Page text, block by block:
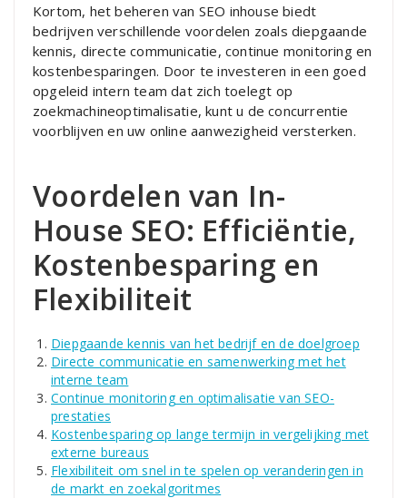
Kortom, het beheren van SEO inhouse biedt
bedrijven verschillende voordelen zoals diepgaande
kennis, directe communicatie, continue monitoring en
kostenbesparingen. Door te investeren in een goed
opgeleid intern team dat zich toelegt op
zoekmachineoptimalisatie, kunt u de concurrentie
voorblijven en uw online aanwezigheid versterken.
Voordelen van In-
House SEO: Efficiëntie,
Kostenbesparing en
Flexibiliteit
Diepgaande kennis van het bedrijf en de doelgroep
Directe communicatie en samenwerking met het
interne team
Continue monitoring en optimalisatie van SEO-
prestaties
Kostenbesparing op lange termijn in vergelijking met
externe bureaus
Flexibiliteit om snel in te spelen op veranderingen in
de markt en zoekalgoritmes